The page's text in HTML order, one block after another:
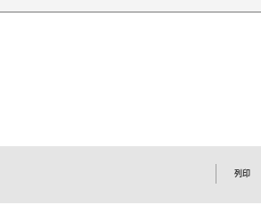
列印